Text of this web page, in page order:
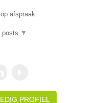
afspraak.
posts ▼
PROFIEL